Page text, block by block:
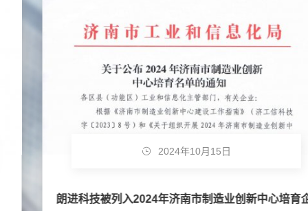
2024年10月15日
朗进科技被列入2024年济南市制造业创新中心培育企